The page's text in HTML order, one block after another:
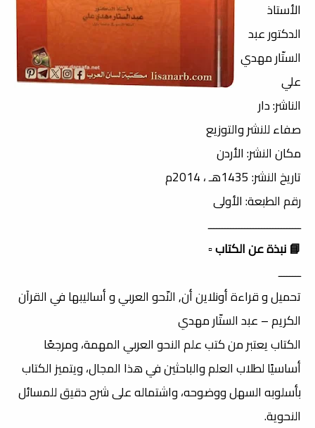
الأستاذ
الدكتور عبد
الستّار مهدي
علي
الناشر: دار
صفاء للنشر والتوزيع
مكان النشر: الأردن
تاريخ النشر: 1435هـ ، 2014م
رقم الطبعة: الأولى
ـــــــــــــــــــــــــــــــــ
📘 نبذة عن الكتاب▫️
ــــــــ
تحميل و قراءة أونلاين أن, النّحو العربي و أساليبها في القرآن
الكريم – عبد الستّار مهدي
الكتاب يعتبر من كتب علم النحو العربي المهمة، ومرجعًا
أساسيًا لطلاب العلم والباحثين في هذا المجال، ويتميز الكتاب
بأسلوبه السهل ووضوحه، واشتماله على شرح دقيق للمسائل
النحوية.